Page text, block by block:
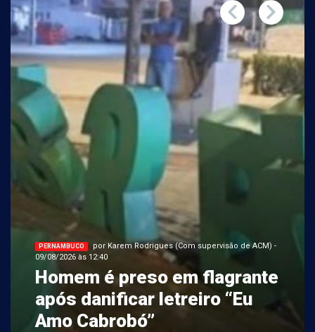
PERNAMBUCO
por Karem Rodrigues (Com supervisão de ACM) -
09/08/2026 às 12:40
Homem é preso em flagrante
após danificar letreiro “Eu
Amo Cabrobó”